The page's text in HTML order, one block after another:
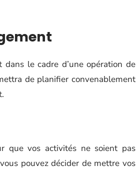
le cadre d’une opération de
de planifier convenablement
que vos activités ne soient pas
pouvez décider de mettre vos